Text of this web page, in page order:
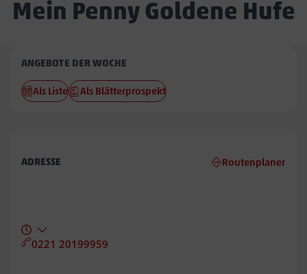
Mein Penny Goldene Hufe
Penny
Goldene
Hufe
ANGEBOTE DER WOCHE
Als Liste Als Blätterprospekt
ADRESSE Routenplaner
0221 20199959